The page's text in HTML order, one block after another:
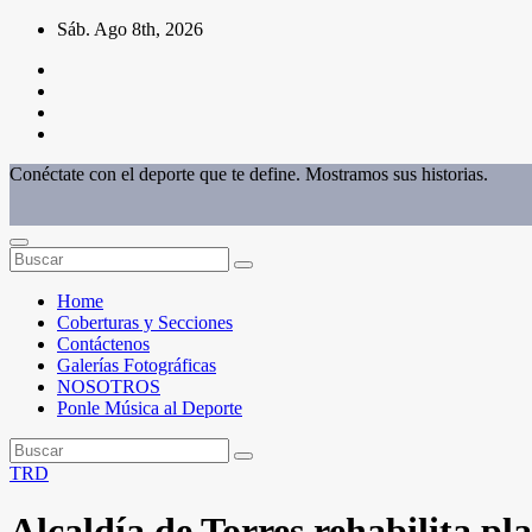
Saltar
contenido
Sáb. Ago 8th, 2026
Conéctate con el deporte que te define. Mostramos sus historias.
Home
Coberturas y Secciones
Contáctenos
Galerías Fotográficas
NOSOTROS
Ponle Música al Deporte
TRD